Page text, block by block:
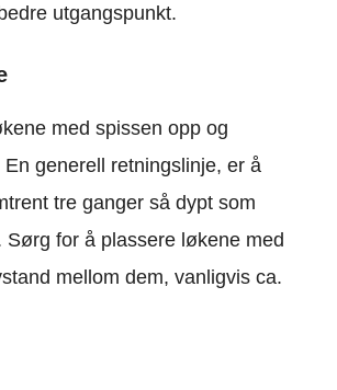
utgangspunkt.
med spissen opp og
generell retningslinje, er å
tre ganger så dypt som
Sørg for å plassere løkene med
mellom dem, vanligvis ca.